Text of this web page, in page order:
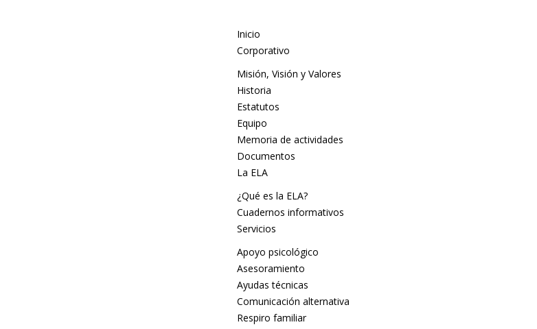
Inicio
Corporativo
Misión, Visión y Valores
Historia
Estatutos
Equipo
Memoria de actividades
Documentos
La ELA
¿Qué es la ELA?
Cuadernos informativos
Servicios
Apoyo psicológico
Asesoramiento
Ayudas técnicas
Comunicación alternativa
Respiro familiar